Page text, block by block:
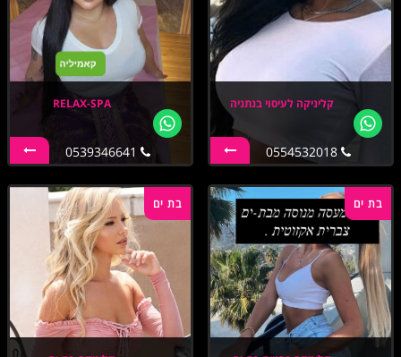
קליניקה לעיסוי בנתניה
0554532018
RELAX-SPA
בת ים בת ים